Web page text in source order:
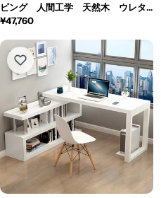
ビング 人間工学 天然木 ウレタ
ンフォーム 柔らかい SNSF-
通
価
格
¥47,760